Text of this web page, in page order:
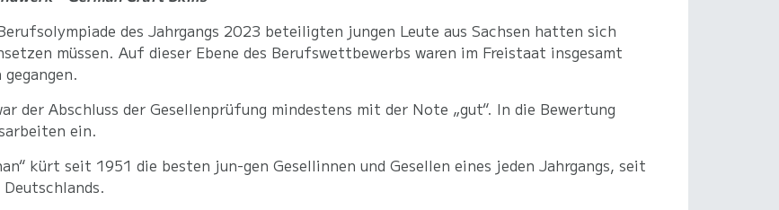
des Jahrgangs 2023 beteiligten jungen Leute aus Sachsen hatten sich
müssen. Auf dieser Ebene des Berufswettbewerbs waren im Freistaat insgesamt
der Abschluss der Gesellenprüfung mindestens mit der Note „gut“. In die Bewertung
ein.
kürt seit 1951 die besten jun-gen Gesellinnen und Gesellen eines jeden Jahrgangs, seit